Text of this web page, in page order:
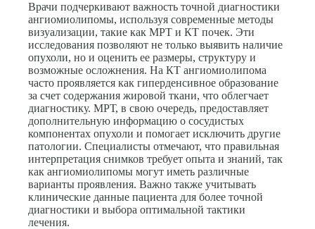
Врачи подчеркивают важность точной диагностики
ангиомиолипомы, используя современные методы
визуализации, такие как МРТ и КТ почек. Эти
исследования позволяют не только выявить наличие
опухоли, но и оценить ее размеры, структуру и
возможные осложнения. На КТ ангиомиолипома
часто проявляется как гиперденсивное образование
за счет содержания жировой ткани, что облегчает
диагностику. МРТ, в свою очередь, предоставляет
дополнительную информацию о сосудистых
компонентах опухоли и помогает исключить другие
патологии. Специалисты отмечают, что правильная
интерпретация снимков требует опыта и знаний, так
как ангиомиолипомы могут иметь различные
варианты проявления. Важно также учитывать
клинические данные пациента для более точной
диагностики и выбора оптимальной тактики
лечения.